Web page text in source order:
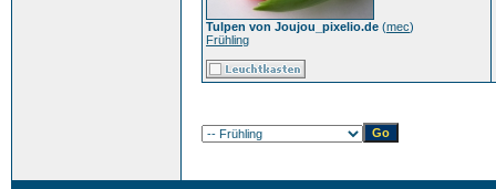
Tulpen von Joujou_pixelio.de (mec)
Frühling